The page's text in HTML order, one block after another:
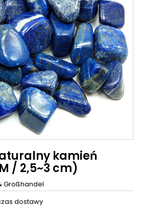
kamień
/ 2,5~3 cm)
Großhandel
dostawy